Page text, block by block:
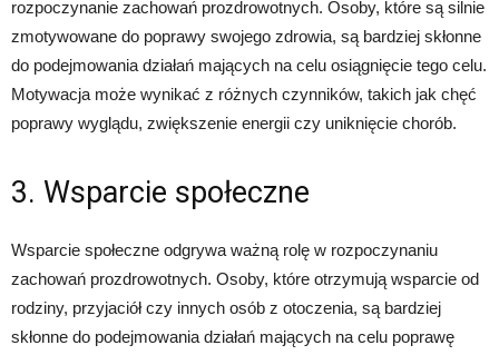
rozpoczynanie zachowań prozdrowotnych. Osoby, które są silnie
zmotywowane do poprawy swojego zdrowia, są bardziej skłonne
do podejmowania działań mających na celu osiągnięcie tego celu.
Motywacja może wynikać z różnych czynników, takich jak chęć
poprawy wyglądu, zwiększenie energii czy uniknięcie chorób.
3. Wsparcie społeczne
Wsparcie społeczne odgrywa ważną rolę w rozpoczynaniu
zachowań prozdrowotnych. Osoby, które otrzymują wsparcie od
rodziny, przyjaciół czy innych osób z otoczenia, są bardziej
skłonne do podejmowania działań mających na celu poprawę